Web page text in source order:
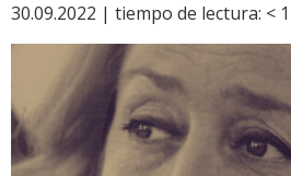
30.09.2022 | tiempo de lectura: < 1